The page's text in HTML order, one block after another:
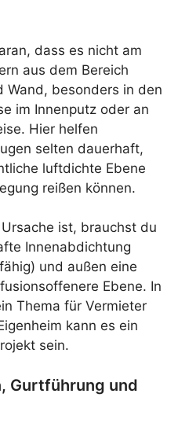
dass es nicht am
aus dem Bereich
Wand, besonders in den
im Innenputz oder an
Hier helfen
selten dauerhaft,
luftdichte Ebene
reißen können.
ist, brauchst du
Innenabdichtung
und außen eine
Ebene. In
Thema für Vermieter
kann es ein
sein.
Gurtführung und